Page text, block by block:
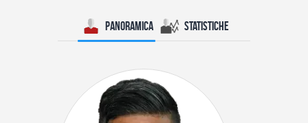
I consigli di Giulia
Panoramica Statistiche